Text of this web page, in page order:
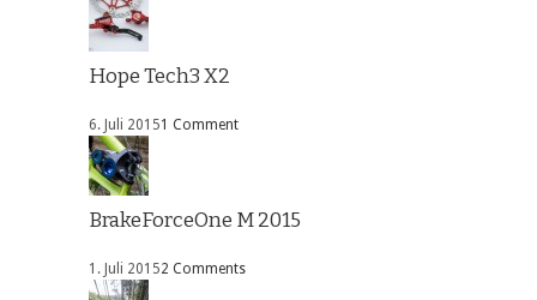
Hope Tech3 X2
6. Juli 20151 Comment
BrakeForceOne M 2015
1. Juli 20152 Comments